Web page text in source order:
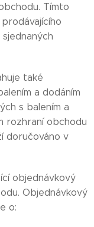
Tímto
také
a dodáním
s balením a
rozhraní obchodu
doručováno v
objednávkový
Objednávkový
o: